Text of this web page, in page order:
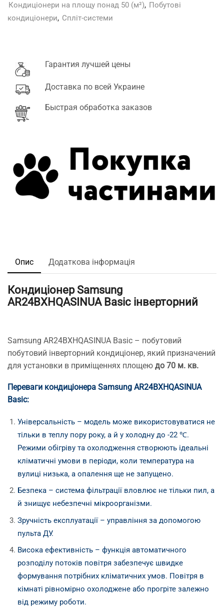
Кондиціонери на площу понад 50 (м²), Побутові
кондиціонери, Спліт-системи
Гарантия лучшей цены
Доставка по всей Украине
Быстрая обработка заказов
Опис Додаткова інформація
Кондиціонер Samsung
AR24BXHQASINUA Basic інверторний
Samsung AR24BXHQASINUA Basic – побутовий
побутовий інверторний кондиціонер, який призначений
для установки в приміщеннях площею до 70 м. кв.
Переваги кондиціонера Samsung AR24BXHQASINUA
Basic:
Універсальність – модель може використовуватися не
тільки в теплу пору року, а й у холодну до -22 ℃.
Режими обігріву та охолодження створюють ідеальні
кліматичні умови в періоди, коли температура на
вулиці низька, а опалення ще не запущено.
Безпека – система фільтрації вловлює не тільки пил, а
й знищує небезпечні мікроорганізми.
Зручність експлуатації – управління за допомогою
пульта ДУ.
Висока ефективність – функція автоматичного
розподілу потоків повітря забезпечує швидке
формування потрібних кліматичних умов. Повітря в
кімнаті рівномірно охолоджене або прогріте залежно
від режиму роботи.